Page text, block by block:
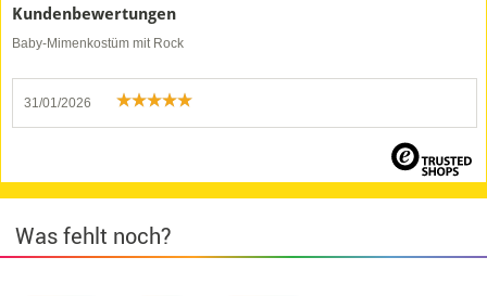
Kundenbewertungen
Baby-Mimenkostüm mit Rock
31/01/2026
Was fehlt noch?